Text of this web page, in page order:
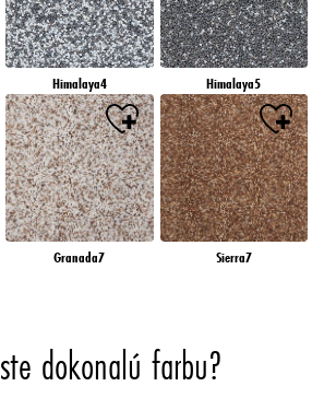
Himalaya4 Himalaya5
Granada7 Sierra7
dokonalú farbu?